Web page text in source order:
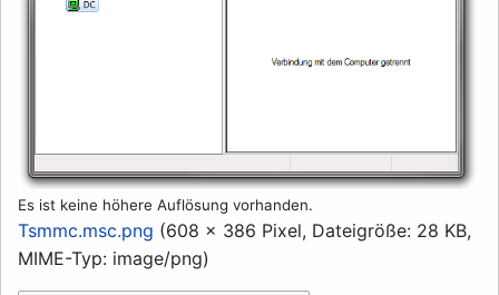
Es ist keine höhere Auflösung vorhanden.
Tsmmc.msc.png (608 × 386 Pixel, Dateigröße: 28 KB,
MIME-Typ: image/png)